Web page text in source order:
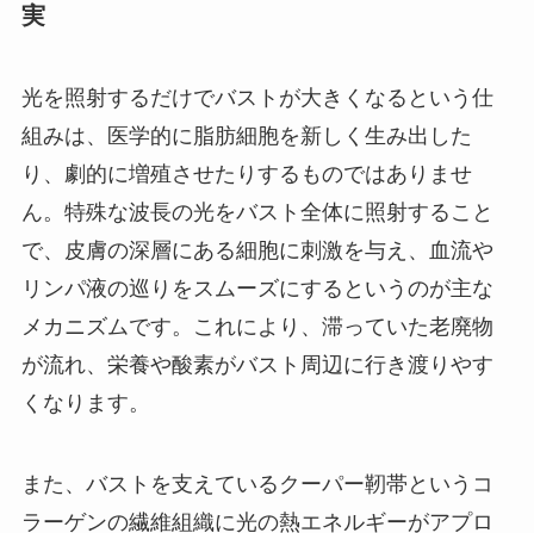
実
光を照射するだけでバストが大きくなるという仕
組みは、医学的に脂肪細胞を新しく生み出した
り、劇的に増殖させたりするものではありませ
ん。特殊な波長の光をバスト全体に照射すること
で、皮膚の深層にある細胞に刺激を与え、血流や
リンパ液の巡りをスムーズにするというのが主な
メカニズムです。これにより、滞っていた老廃物
が流れ、栄養や酸素がバスト周辺に行き渡りやす
くなります。
また、バストを支えているクーパー靭帯というコ
ラーゲンの繊維組織に光の熱エネルギーがアプロ